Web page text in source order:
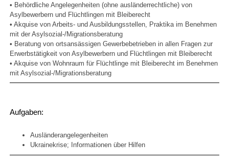
• Behördliche Angelegenheiten (ohne ausländerrechtliche) von
Asylbewerbern und Flüchtlingen mit Bleiberecht
• Akquise von Arbeits- und Ausbildungsstellen, Praktika im Benehmen
mit der Asylsozial-/Migrationsberatung
• Beratung von ortsansässigen Gewerbebetrieben in allen Fragen zur
Erwerbstätigkeit von Asylbewerbern und Flüchtlingen mit Bleiberecht
• Akquise von Wohnraum für Flüchtlinge mit Bleiberecht im Benehmen
mit Asylsozial-/Migrationsberatung
Aufgaben:
Ausländerangelegenheiten
Ukrainekrise; Informationen über Hilfen